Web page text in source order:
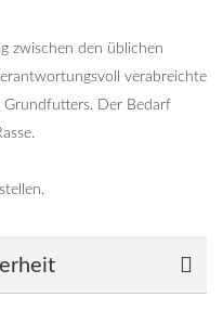
zwischen den üblichen
verabreichte
Grundfutters. Der Bedarf